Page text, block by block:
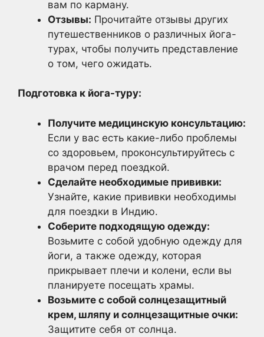
вам по карману.
Отзывы: Прочитайте отзывы других
путешественников о различных йога-
турах, чтобы получить представление
о том, чего ожидать.
Подготовка к йога-туру:
Получите медицинскую консультацию:
Если у вас есть какие-либо проблемы
со здоровьем, проконсультируйтесь с
врачом перед поездкой.
Сделайте необходимые прививки:
Узнайте, какие прививки необходимы
для поездки в Индию.
Соберите подходящую одежду:
Возьмите с собой удобную одежду для
йоги, а также одежду, которая
прикрывает плечи и колени, если вы
планируете посещать храмы.
Возьмите с собой солнцезащитный
крем, шляпу и солнцезащитные очки:
Защитите себя от солнца.